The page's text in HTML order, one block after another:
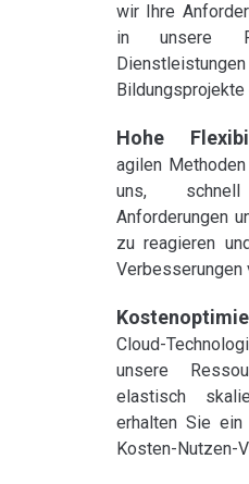
wir Ihre
in unsere
Bildungsprojekte
Hohe
agilen
uns,
Anforderungen
zu reagieren
Verbesserungen
Cloud-
unsere
elastisch
erhalten Sie ein
Kosten-Nutzen-